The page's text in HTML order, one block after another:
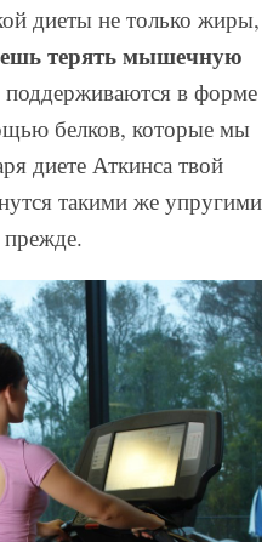
диеты не только жиры,
терять мышечную
в форме
белков, которые мы
диете Аткинса твой
такими же упругими